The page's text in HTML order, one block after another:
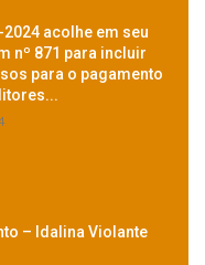
2024 acolhe em seu
nº 871 para incluir
para o pagamento
– Idalina Violante